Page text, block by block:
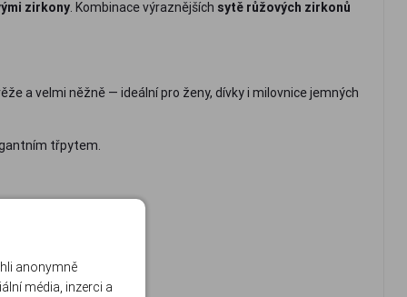
zirkony. Kombinace výraznějších sytě růžových zirkonů
a velmi něžně — ideální pro ženy, dívky i milovnice jemných
třpytem.
anonymně
média, inzerci a